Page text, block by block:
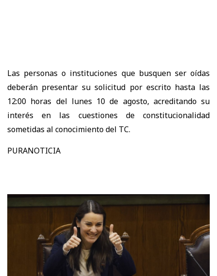
Las personas o instituciones que busquen ser oídas
deberán presentar su solicitud por escrito hasta las
12:00 horas del lunes 10 de agosto, acreditando su
interés en las cuestiones de constitucionalidad
sometidas al conocimiento del TC.
PURANOTICIA